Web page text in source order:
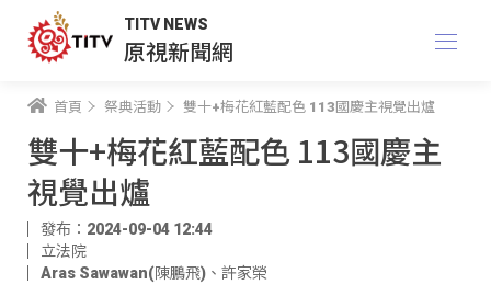
TITV NEWS
原視新聞網
首頁 祭典活動 雙十+梅花紅藍配色 113國慶主視覺出爐
雙十+梅花紅藍配色 113國慶主
視覺出爐
發布：2024-09-04 12:44
立法院
Aras Sawawan(陳鵬飛) 、 許家榮